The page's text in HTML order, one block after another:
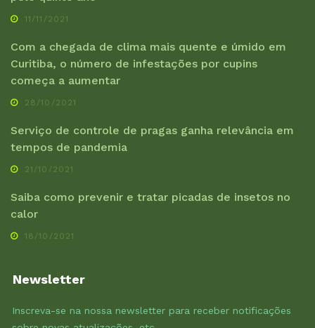
11/11/2021
Com a chegada de clima mais quente e úmido em
Curitiba, o número de infestações por cupins
começa a aumentar
28/10/2021
Serviço de controle de pragas ganha relevância em
tempos de pandemia
21/10/2021
Saiba como prevenir e tratar picadas de insetos no
calor
18/10/2021
Newsletter
Inscreva-se na nossa newsletter para receber notificações